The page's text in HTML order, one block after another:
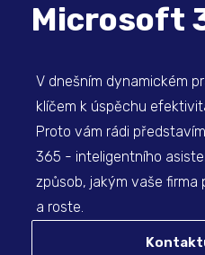
Microsoft
V dnešním dynamickém
klíčem k úspěchu
Proto vám rádi
365 - inteligentního
způsob, jakým vaše firma
a roste.